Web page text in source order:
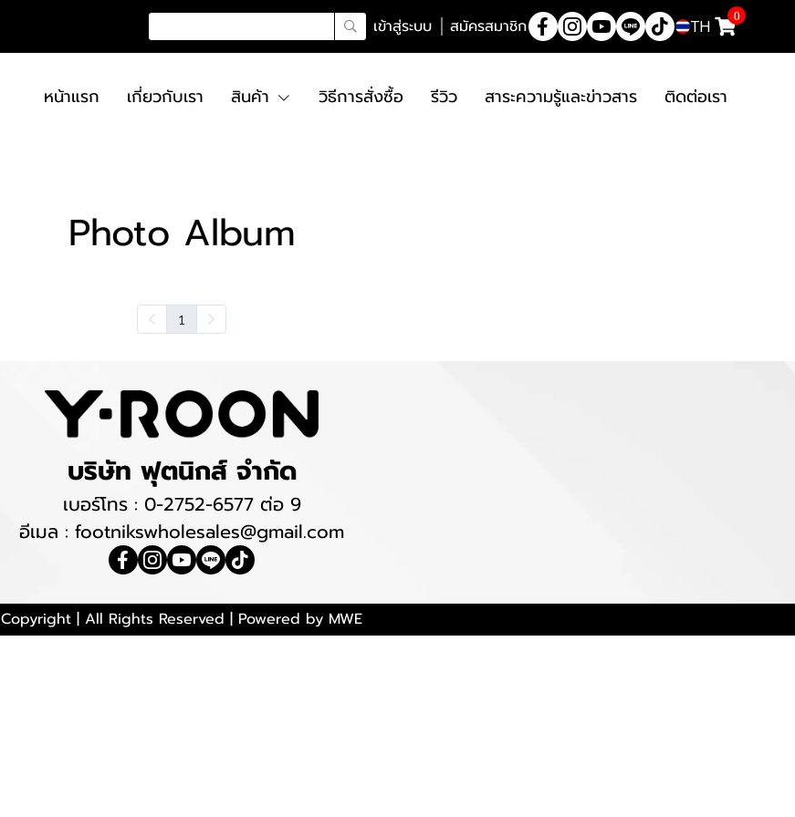
เข้าสู่ระบบ สมัครสมาชิก TH
0
หน้าแรก เกี่ยวกับเรา สินค้า วิธีการสั่งซื้อ รีวิว สาระความรู้และข่าวสาร ติดต่อเรา
Photo Album
1
บริษัท ฟุตนิกส์ จำกัด
เบอร์โทร : 0-2752-6577 ต่อ 9
อีเมล : footnikswholesales@gmail.com
Copyright | All Rights Reserved | Powered by MWE